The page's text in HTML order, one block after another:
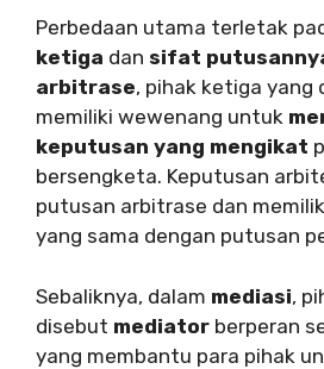
Perbedaan utama terletak
ketiga dan sifat
arbitrase, pihak ketiga yang
memiliki wewenang untuk
keputusan yang mengikat
bersengketa. Keputusan
putusan arbitrase dan
yang sama dengan putusan
Sebaliknya, dalam mediasi,
disebut mediator berperan
yang membantu para pihak